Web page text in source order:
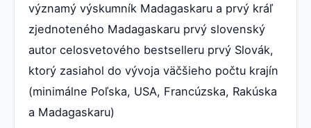
významý výskumník Madagaskaru a prvý kráľ
zjednoteného Madagaskaru prvý slovenský
autor celosvetového bestselleru prvý Slovák,
ktorý zasiahol do vývoja väčšieho počtu krajín
(minimálne Poľska, USA, Francúzska, Rakúska
a Madagaskaru)